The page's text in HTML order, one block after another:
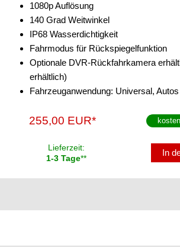
1080p Auflösung
140 Grad Weitwinkel
IP68 Wasserdichtigkeit
Fahrmodus für Rückspiegelfunktion
Optionale DVR-Rückfahrkamera
erhältlich)
Fahrzeuganwendung: Universal,
255,00 EUR*
Lieferzeit:
1-3 Tage**
In